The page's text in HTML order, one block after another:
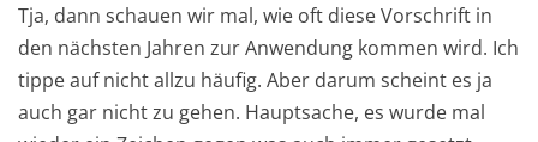
Tja, dann schauen wir mal, wie oft diese Vorschrift in
den nächsten Jahren zur Anwendung kommen wird. Ich
tippe auf nicht allzu häufig. Aber darum scheint es ja
auch gar nicht zu gehen. Hauptsache, es wurde mal